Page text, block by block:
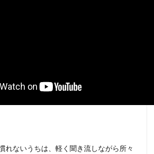
れないうちは、軽く聞き流しながら所々